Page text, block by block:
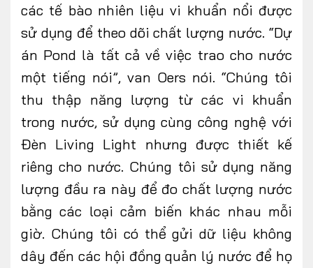
các tế bào nhiên liệu vi khuẩn nổi được
sử dụng để theo dõi chất lượng nước. “Dự
án Pond là tất cả về việc trao cho nước
một tiếng nói”, van Oers nói. “Chúng tôi
thu thập năng lượng từ các vi khuẩn
trong nước, sử dụng cùng công nghệ với
Đèn Living Light nhưng được thiết kế
riêng cho nước. Chúng tôi sử dụng năng
lượng đầu ra này để đo chất lượng nước
bằng các loại cảm biến khác nhau mỗi
giờ. Chúng tôi có thể gửi dữ liệu không
dây đến các hội đồng quản lý nước để họ